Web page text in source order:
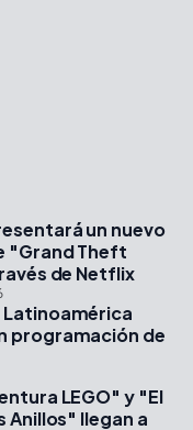
un nuevo
"Grand Theft
de Netflix
programación de
LEGO" y "El
Anillos" llegan a